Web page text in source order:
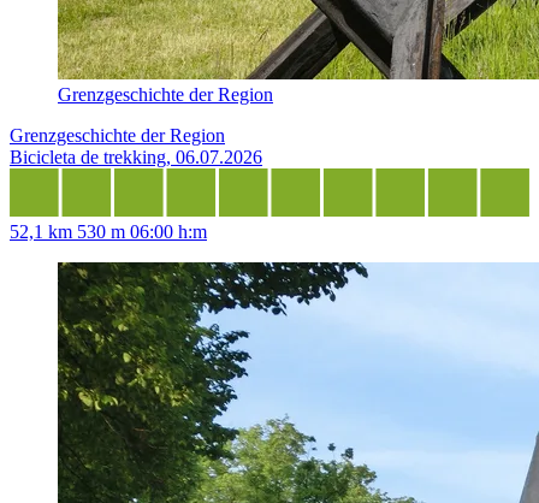
Grenzgeschichte der Region
Grenzgeschichte der Region
Bicicleta de trekking, 06.07.2026
52,1 km 530 m 06:00 h:m